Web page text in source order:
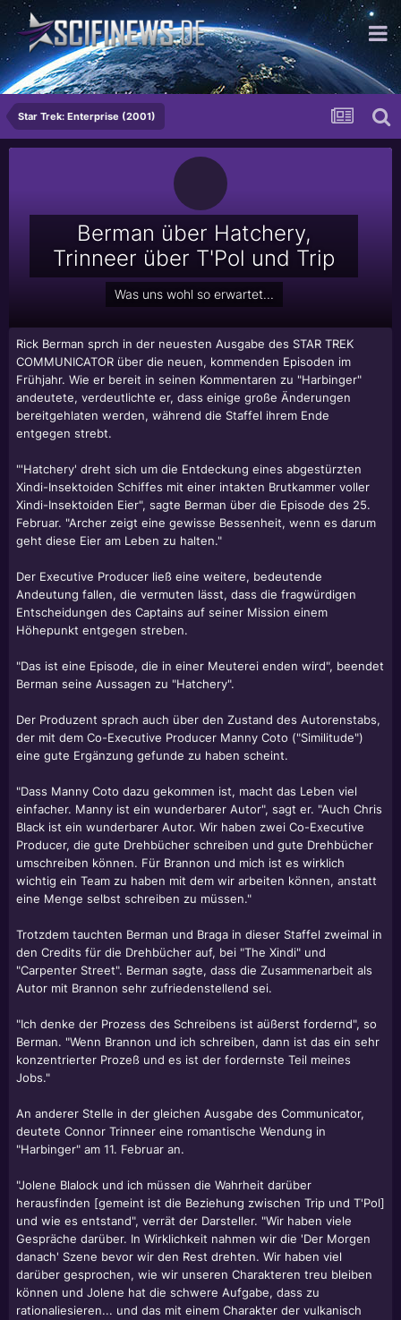
...Arroganz durch Kompetenz
Star Trek: Enterprise (2001)
Berman über Hatchery,
Trinneer über T'Pol und Trip
Was uns wohl so erwartet...
Rick Berman sprch in der neuesten Ausgabe des STAR TREK
COMMUNICATOR über die neuen, kommenden Episoden im
Frühjahr. Wie er bereit in seinen Kommentaren zu "Harbinger"
andeutete, verdeutlichte er, dass einige große Änderungen
bereitgehlaten werden, während die Staffel ihrem Ende
entgegen strebt.
"'Hatchery' dreht sich um die Entdeckung eines abgestürzten
Xindi-Insektoiden Schiffes mit einer intakten Brutkammer voller
Xindi-Insektoiden Eier", sagte Berman über die Episode des 25.
Februar. "Archer zeigt eine gewisse Bessenheit, wenn es darum
geht diese Eier am Leben zu halten."
Der Executive Producer ließ eine weitere, bedeutende
Andeutung fallen, die vermuten lässt, dass die fragwürdigen
Entscheidungen des Captains auf seiner Mission einem
Höhepunkt entgegen streben.
"Das ist eine Episode, die in einer Meuterei enden wird", beendet
Berman seine Aussagen zu "Hatchery".
Der Produzent sprach auch über den Zustand des Autorenstabs,
der mit dem Co-Executive Producer Manny Coto ("Similitude")
eine gute Ergänzung gefunde zu haben scheint.
"Dass Manny Coto dazu gekommen ist, macht das Leben viel
einfacher. Manny ist ein wunderbarer Autor", sagt er. "Auch Chris
Black ist ein wunderbarer Autor. Wir haben zwei Co-Executive
Producer, die gute Drehbücher schreiben und gute Drehbücher
umschreiben können. Für Brannon und mich ist es wirklich
wichtig ein Team zu haben mit dem wir arbeiten können, anstatt
eine Menge selbst schreiben zu müssen."
Trotzdem tauchten Berman und Braga in dieser Staffel zweimal in
den Credits für die Drehbücher auf, bei "The Xindi" und
"Carpenter Street". Berman sagte, dass die Zusammenarbeit als
Autor mit Brannon sehr zufriedenstellend sei.
"Ich denke der Prozess des Schreibens ist aüßerst fordernd", so
Berman. "Wenn Brannon und ich schreiben, dann ist das ein sehr
konzentrierter Prozeß und es ist der fordernste Teil meines
Jobs."
An anderer Stelle in der gleichen Ausgabe des Communicator,
deutete Connor Trinneer eine romantische Wendung in
"Harbinger" am 11. Februar an.
"Jolene Blalock und ich müssen die Wahrheit darüber
herausfinden [gemeint ist die Beziehung zwischen Trip und T'Pol]
und wie es entstand", verrät der Darsteller. "Wir haben viele
Gespräche darüber. In Wirklichkeit nahmen wir die 'Der Morgen
danach' Szene bevor wir den Rest drehten. Wir haben viel
darüber gesprochen, wie wir unseren Charakteren treu bleiben
können und Jolene hat die schwere Aufgabe, dass zu
rationaliesieren... und das mit einem Charakter der vulkanisch